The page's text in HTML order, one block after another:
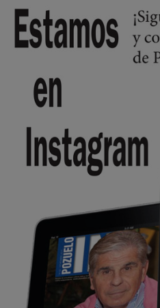
Wayne Rooney era el comisario de
Pozuelo de Alarcón
🔴 EXCLUSIVA |